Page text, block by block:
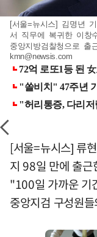
[서울=뉴시스] 김명년
서 직무에 복귀한 이창
중앙지방검찰청으로 출
kmn@newsis.com
[서울=뉴시스] 류
지 98일 만에 출근
"100일 가까운 기
중앙지검 구성원